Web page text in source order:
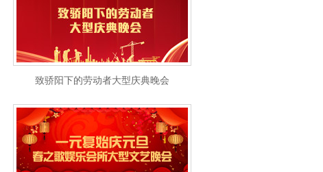
致骄阳下的劳动者大型庆典晚会